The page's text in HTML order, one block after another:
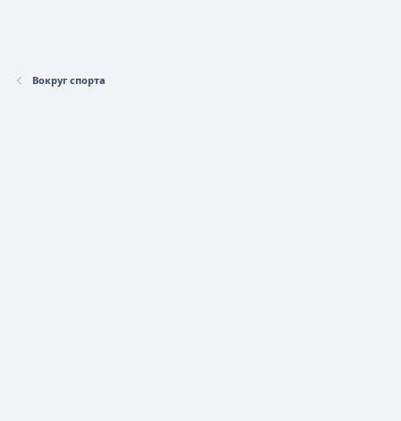
Вокруг спорта